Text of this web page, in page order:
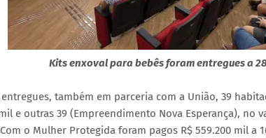
Kits enxoval para bebês foram entregues a
entregues, também em parceria com a União, 39
e outras 39 (Empreendimento Nova Esperança), no
Com o Mulher Protegida foram pagos R$ 559.200 mil